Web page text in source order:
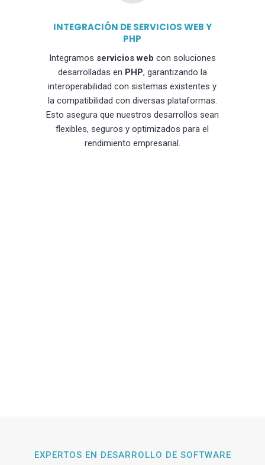
INTEGRACIÓN DE SERVICIOS WEB Y
PHP
Integramos servicios web con soluciones
desarrolladas en PHP, garantizando la
interoperabilidad con sistemas existentes y
la compatibilidad con diversas plataformas.
Esto asegura que nuestros desarrollos sean
flexibles, seguros y optimizados para el
rendimiento empresarial.
EXPERTOS EN DESARROLLO DE SOFTWARE